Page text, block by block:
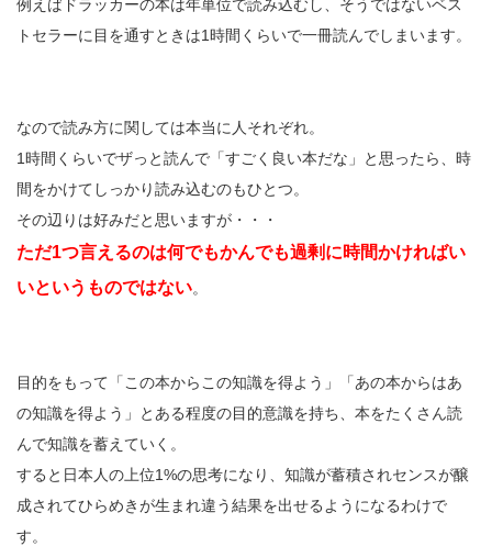
例えばドラッカーの本は年単位で読み込むし、そうではないベス
トセラーに目を通すときは1時間くらいで一冊読んでしまいます。
なので読み方に関しては本当に人それぞれ。
1時間くらいでザっと読んで「すごく良い本だな」と思ったら、時
間をかけてしっかり読み込むのもひとつ。
その辺りは好みだと思いますが・・・
ただ1つ言えるのは何でもかんでも過剰に時間かければい
いというものではない。
目的をもって「この本からこの知識を得よう」「あの本からはあ
の知識を得よう」とある程度の目的意識を持ち、本をたくさん読
んで知識を蓄えていく。
すると日本人の上位1%の思考になり、知識が蓄積されセンスが醸
成されてひらめきが生まれ違う結果を出せるようになるわけで
す。